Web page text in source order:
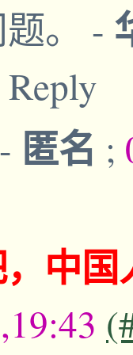
。 -
Reply
- 匿名 ;
中